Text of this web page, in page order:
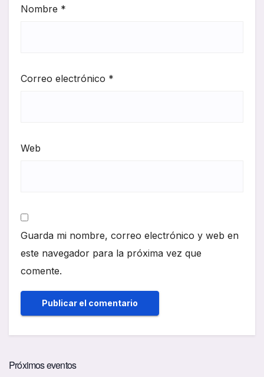
Nombre *
Correo electrónico *
Web
Guarda mi nombre, correo electrónico y web en
este navegador para la próxima vez que
comente.
Próximos eventos